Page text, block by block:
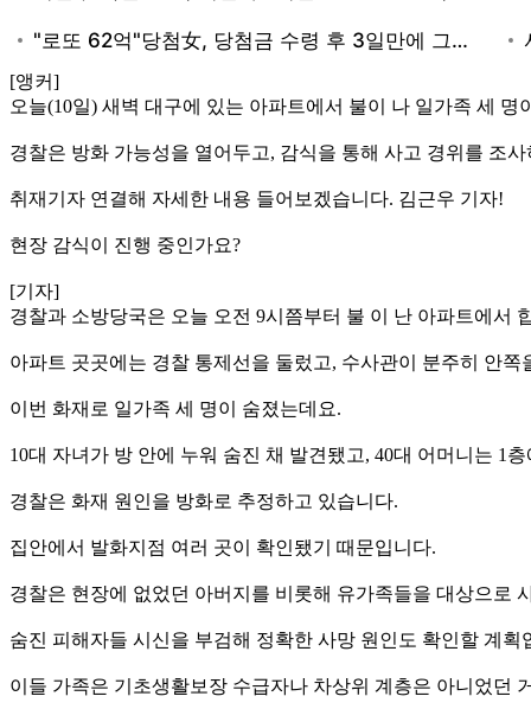
[앵커]
오늘(10일) 새벽 대구에 있는 아파트에서 불이 나 일가족 세 명
경찰은 방화 가능성을 열어두고, 감식을 통해 사고 경위를 조
취재기자 연결해 자세한 내용 들어보겠습니다. 김근우 기자!
현장 감식이 진행 중인가요?
[기자]
경찰과 소방당국은 오늘 오전 9시쯤부터 불 이 난 아파트에서
아파트 곳곳에는 경찰 통제선을 둘렀고, 수사관이 분주히 안
이번 화재로 일가족 세 명이 숨졌는데요.
10대 자녀가 방 안에 누워 숨진 채 발견됐고, 40대 어머니는 1
경찰은 화재 원인을 방화로 추정하고 있습니다.
집안에서 발화지점 여러 곳이 확인됐기 때문입니다.
경찰은 현장에 없었던 아버지를 비롯해 유가족들을 대상으로
숨진 피해자들 시신을 부검해 정확한 사망 원인도 확인할 계획
이들 가족은 기초생활보장 수급자나 차상위 계층은 아니었던